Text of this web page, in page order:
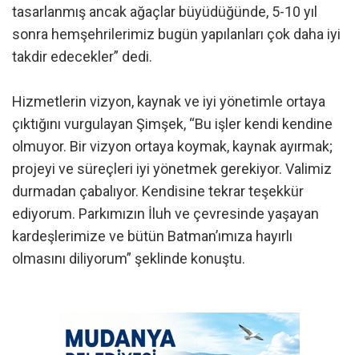
tasarlanmış ancak ağaçlar büyüdüğünde, 5-10 yıl
sonra hemşehrilerimiz bugün yapılanları çok daha iyi
takdir edecekler” dedi.
Hizmetlerin vizyon, kaynak ve iyi yönetimle ortaya
çıktığını vurgulayan Şimşek, “Bu işler kendi kendine
olmuyor. Bir vizyon ortaya koymak, kaynak ayırmak;
projeyi ve süreçleri iyi yönetmek gerekiyor. Valimiz
durmadan çabalıyor. Kendisine tekrar teşekkür
ediyorum. Parkımızın İluh ve çevresinde yaşayan
kardeşlerimize ve bütün Batman’ımıza hayırlı
olmasını diliyorum” şeklinde konuştu.